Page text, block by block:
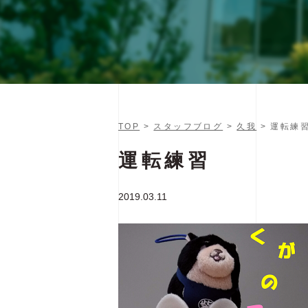
TOP > スタッフブログ > 久我 > 運転練
運転練習
2019.03.11